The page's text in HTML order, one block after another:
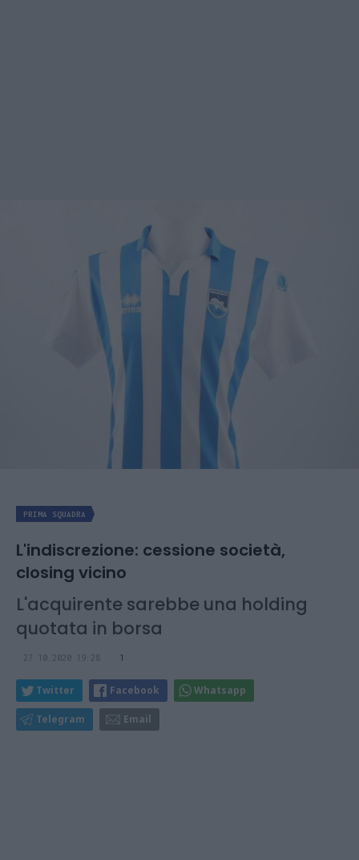
PRIMA SQUADRA
L'indiscrezione: cessione società,
closing vicino
L'acquirente sarebbe una holding
quotata in borsa
27.10.2020 19:28 1
Twitter Facebook Whatsapp
Telegram Email